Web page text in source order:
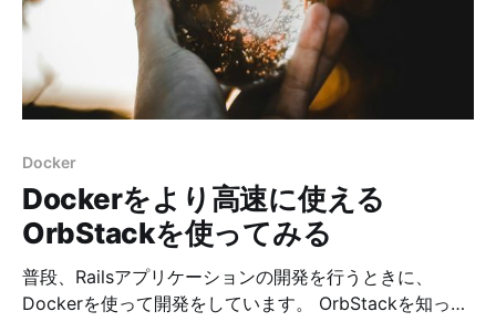
ニターライト モニター掛け式ライト USBライト ディス
プレイライト 自動調光 自動点灯消灯 湾曲モニター対応
2色あり 高演色性 Rf＞96posted with カエレバ楽天市場
Amazon 他にも間接照明モード付きの最上位モデルの
Haloや、機能が少なくなってる（ウェブカメラアクセサ
位モデル ScreenBar Halo
Docker
Dockerをより高速に使える
OrbStackを使ってみる
普段、Railsアプリケーションの開発を行うときに、
Dockerを使って開発をしています。 OrbStackを知った